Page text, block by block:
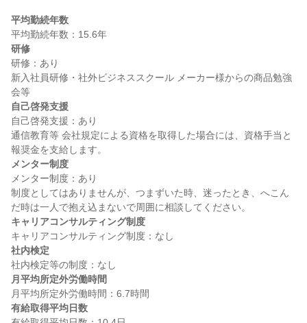
平均勤続年数
研修
研修：あり
新入社員研修・社外ビジネススクール メーカー様からの商品勉強
自己啓発支援
自己啓発支援：あり
通信教育等 会社規定による資格を取得した場合には、資格手当と
メンター制度
メンター制度：あり
制度としてはありませんが、つまずいた時、迷ったとき、へこん
キャリアコンサルティング制度
社内検定
月平均所定外労働時間
有給取得平均日数